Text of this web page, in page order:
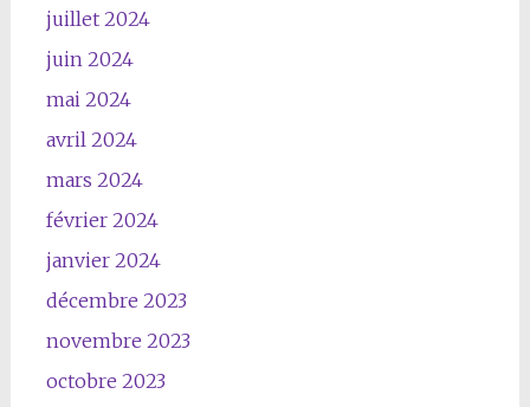
juillet 2024
juin 2024
mai 2024
avril 2024
mars 2024
février 2024
janvier 2024
décembre 2023
novembre 2023
octobre 2023